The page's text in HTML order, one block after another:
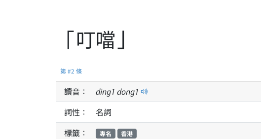
「叮噹」
第 #2 條
讀音： ding1 dong1
詞性：
名詞
標籤：
專名 香港